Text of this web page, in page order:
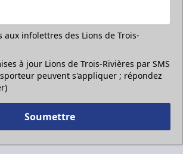
aux infolettres des Lions de Trois-
à jour Lions de Trois-Rivières par SMS
peuvent s'appliquer ; répondez
Soumettre